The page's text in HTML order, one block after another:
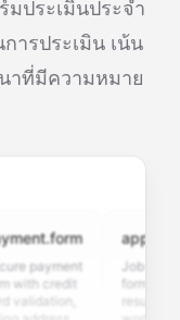
ประเมินประจำ
ารประเมิน เน้น
าที่มีความหมาย
payment
credit
Job
form with
resume